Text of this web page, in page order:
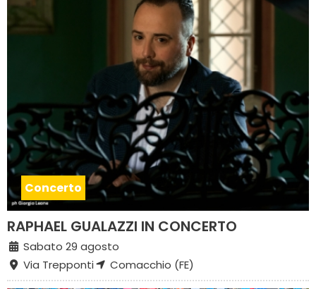
Concerto
RAPHAEL GUALAZZI IN CONCERTO
Sabato 29 agosto
Via Trepponti
Comacchio (FE)